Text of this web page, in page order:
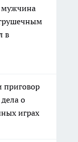
мужчина
в
приговор
о
играх